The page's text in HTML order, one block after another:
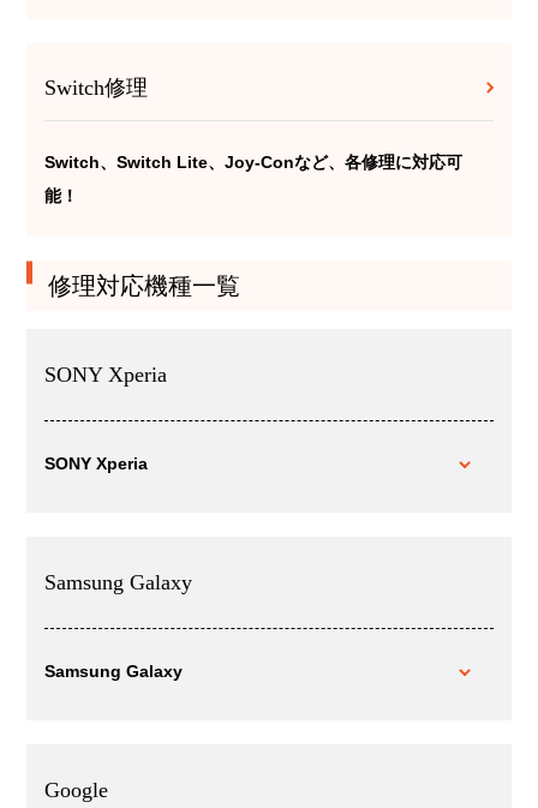
Switch修理
Switch、Switch Lite、Joy-Conなど、各修理に対応可
能！
修理対応機種一覧
SONY Xperia
SONY Xperia
Samsung Galaxy
Samsung Galaxy
Google